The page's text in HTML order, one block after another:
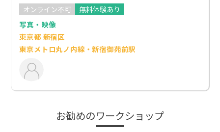
オンライン不可
無料体験あり
写真・映像
東京都 新宿区
東京メトロ丸ノ内線・新宿御苑前駅
お勧めのワークショップ